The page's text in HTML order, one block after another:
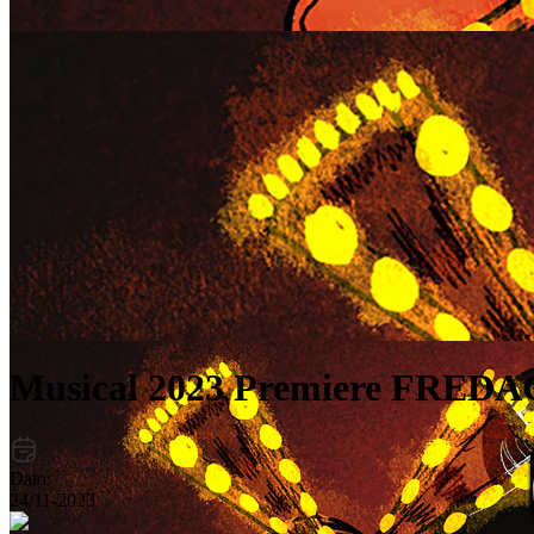
Musical 2023 Premiere
Dato:
24/11-2023